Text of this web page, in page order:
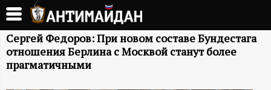
Перейти
основному
содержанию
А
Н
Сергей Федоров: При новом составе Бундестага
отношения Берлина с Москвой станут более
прагматичными